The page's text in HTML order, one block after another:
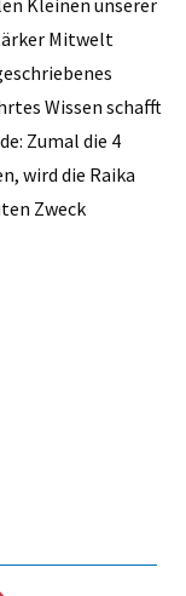
Mitwelt
Wissen schafft
Zumal die 4
wird die Raika
Zweck